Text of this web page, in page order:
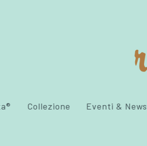
Collezione Eventi & News